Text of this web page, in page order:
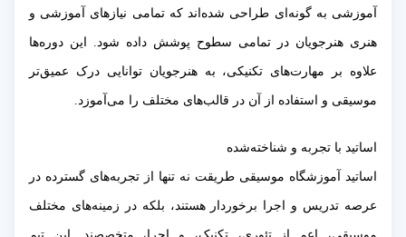
آموزشی به گونه‌ای طراحی شده‌اند که تمامی نیازهای آموزشی و
هنری هنرجویان در تمامی سطوح پوشش داده شود. این دوره‌ها
علاوه بر مهارت‌های تکنیکی، به هنرجویان توانایی درک عمیق‌تر
موسیقی و استفاده از آن در قالب‌های مختلف را می‌آموزد.
اساتید با تجربه و شناخته‌شده
اساتید آموزشگاه موسیقی طریقت نه تنها از تجربه‌های گسترده در
عرصه تدریس و اجرا برخوردار هستند، بلکه در زمینه‌های مختلف